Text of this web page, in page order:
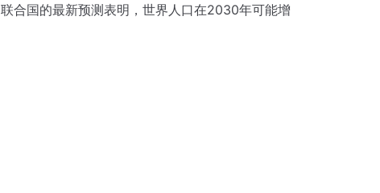
联合国的最新预测表明，世界人口在2030年可能增